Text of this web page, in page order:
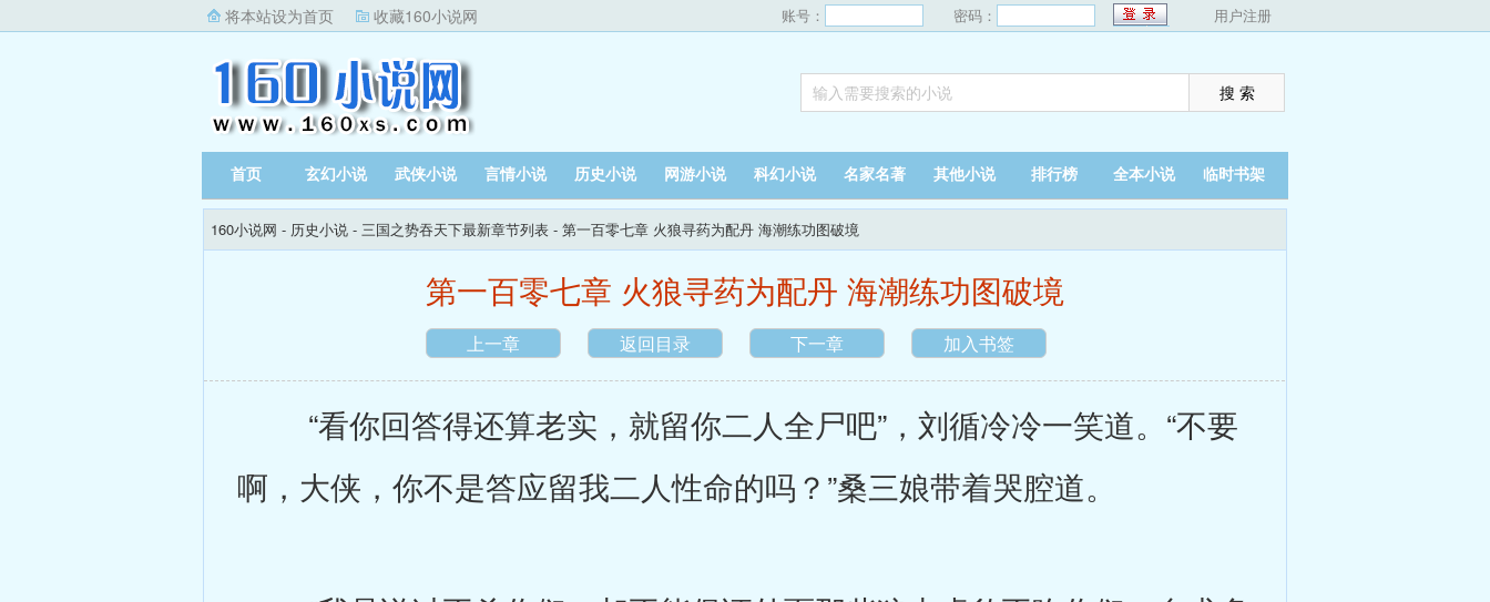
将本站设为首页 收藏160小说网 账号： 密码： 用户注册
首页 玄幻小说 武侠小说 言情小说 历史小说 网游小说 科幻小说 名家名著 其他小说 排行榜 全本小说 临时书架
160小说网 - 历史小说 - 三国之势吞天下最新章节列表 - 第一百零七章 火狼寻药为配丹 海潮练功图破境
第一百零七章 火狼寻药为配丹 海潮练功图破境
上一章 返回目录 下一章 加入书签
“看你回答得还算老实，就留你二人全尸吧”，刘循冷冷一笑道。“不要
啊，大侠，你不是答应留我二人性命的吗？”桑三娘带着哭腔道。